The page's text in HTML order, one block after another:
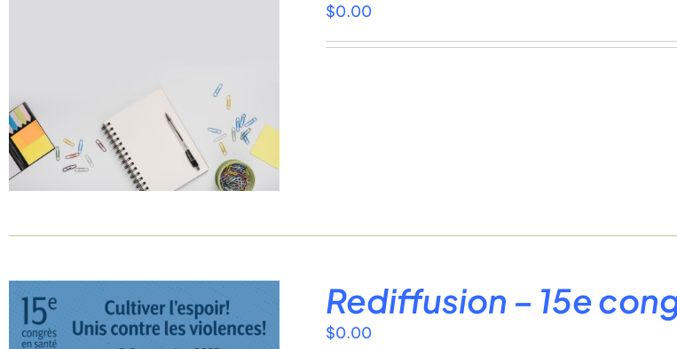
$0.00
Rediffusion – 15e
$0.00